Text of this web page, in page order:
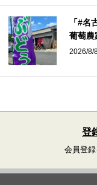
「#名
葡萄農
2026/8/
登
会員登録